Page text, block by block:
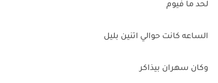
لحد ما فيوم
الساعه كانت حوالي اتنين بليل
وكان سهران بيذاكر